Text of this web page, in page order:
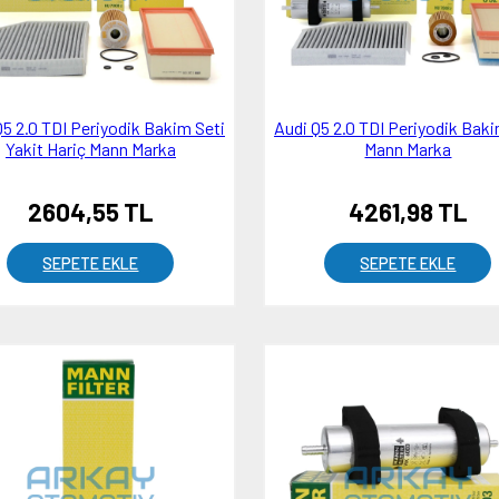
2.0 TDI Periyodik Bakim Seti
Yakit Hariç Mann Marka
2604,55 TL
SEPETE EKLE
Audi Q5 2.0 TDI Periyodik
Mann Marka
4261,98 TL
SEPETE EKLE